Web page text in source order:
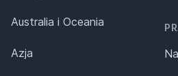
Australia i Oceania
Azja